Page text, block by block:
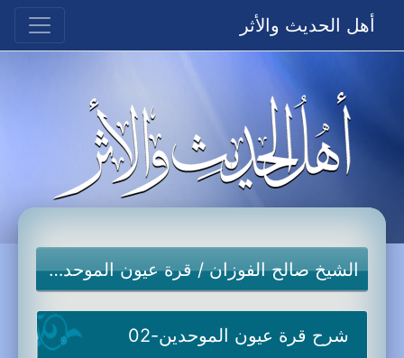
أهل الحديث والأثر
الشيخ صالح الفوزان/قرة عيون الموحدين
شرح قرة عيون الموحدين-02